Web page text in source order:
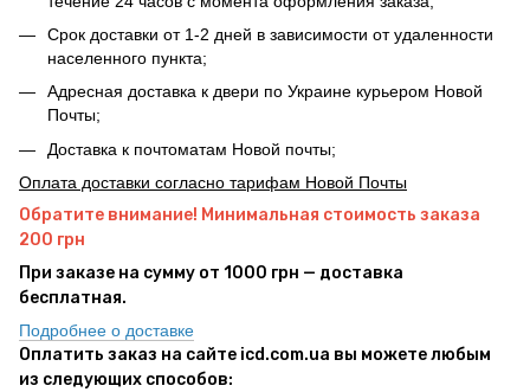
Срок доставки от 1-2 дней в зависимости от удаленности
населенного пункта;
Адресная доставка к двери по Украине курьером Новой
Почты;
Доставка к почтоматам Новой почты;
Оплата доставки согласно тарифам Новой Почты
Обратите внимание! Минимальная стоимость заказа
200 грн
При заказе на сумму от 1000 грн — доставка
бесплатная.
Подробнее о доставке
Оплатить заказ на сайте icd.com.ua вы можете любым
из следующих способов: